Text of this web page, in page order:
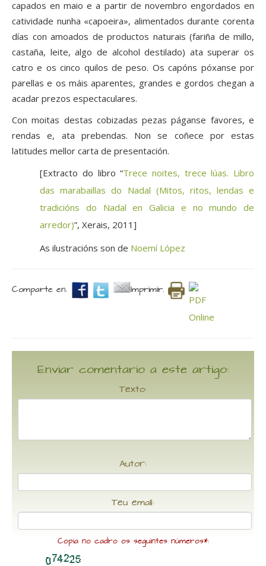
capados en maio e a partir de novembro engordados en
catividade nunha «capoeira», alimentados durante corenta
días con amoados de productos naturais (fariña de millo,
castaña, leite, algo de alcohol destilado) ata superar os
catro e os cinco quilos de peso. Os capóns póxanse por
parellas e os máis aparentes, grandes e gordos chegan a
acadar prezos espectaculares.
Con moitas destas cobizadas pezas páganse favores, e
rendas e, ata pre­bendas. Non se coñece por estas
latitudes mellor carta de presentación.
[Extracto do libro “Trece noites, trece lúas. Libro
das marabaillas do Nadal (Mitos, ritos, lendas e
tradicións do Nadal en Galicia e no mundo de
arredor)”, Xerais, 2011]
As ilustracións son de Noemí López
Comparte en. Imprimir.
Enviar comentario a este artigo:
Texto:
Autor:
Teu email:
Copia no cadro os seguintes números*: